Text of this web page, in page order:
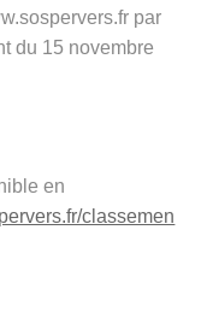
par
du 15 novembre
en
classemen